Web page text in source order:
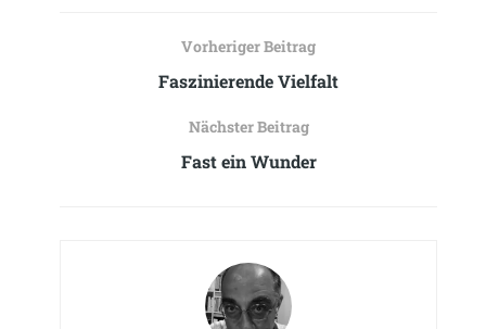
Vorheriger Beitrag
Faszinierende Vielfalt
Nächster Beitrag
Fast ein Wunder